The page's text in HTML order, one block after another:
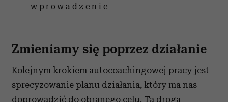
wprowadzenie
Zmieniamy się poprzez działanie
Kolejnym krokiem autocoachingowej pracy jest
sprecyzowanie planu działania, który ma nas
doprowadzić do obranego celu. Ta droga